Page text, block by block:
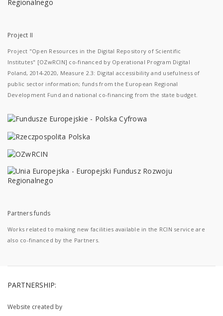
Project II
Project "Open Resources in the Digital Repository of Scientific
Institutes" [OZwRCIN] co-financed by Operational Program Digital
Poland, 2014-2020, Measure 2.3: Digital accessibility and usefulness of
public sector information; funds from the European Regional
Development Fund and national co-financing from the state budget.
Partners funds
Works related to making new facilities available in the RCIN service are
also co-financed by the Partners.
PARTNERSHIP:
Website created by